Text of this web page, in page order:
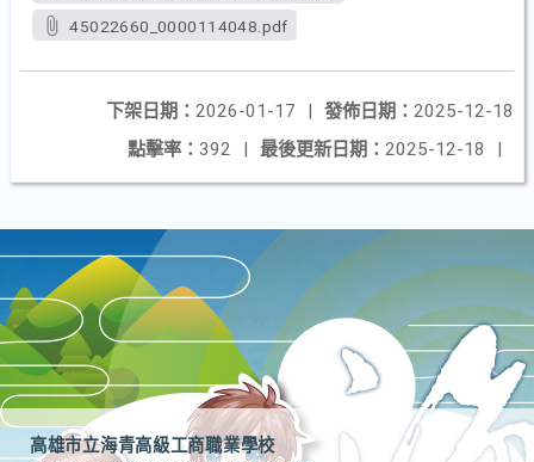
45022660_0000114048.pdf
發佈日期： 2025-12-18
下架日期： 2026-01-17
|
最後更新日期： 2025-12-18 |
點擊率： 392 |
高雄市立海青高級工商職業學校